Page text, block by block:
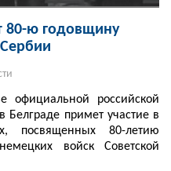
80-ю годовщину
официальной российской
Белграде примет участие в
посвященных 80-летию
войск Советской